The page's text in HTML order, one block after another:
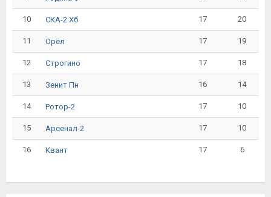
10 СКА-2 Хб 17 20
11 Орёл 17 19
12 Строгино 17 18
13 Зенит Пн 16 14
14 Ротор-2 17 10
15 Арсенал-2 17 10
16 Квант 17 6